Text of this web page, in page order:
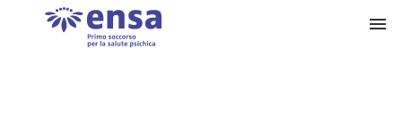
menu